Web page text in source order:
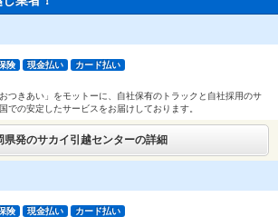
険 現金払い カード払い
つきあい」をモットーに、自社保有のトラックと自社採用のサ
での安定したサービスをお届けしております。
県発のサカイ引越センターの詳細
険 現金払い カード払い